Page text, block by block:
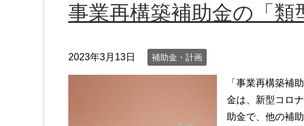
事業再構築補助金の「類
2023年3月13日 補助金・計画
「事業再構築補
金は、新型コロ
助金で、他の補